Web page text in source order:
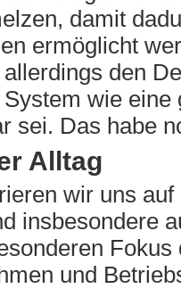
damit
ermöglicht
allerdings den
wie
sei. Das habe
Alltag
wir uns
insbesondere
und